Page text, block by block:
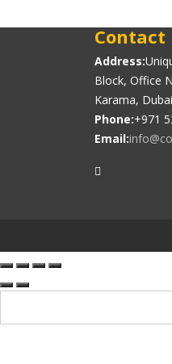
Contact
Address:
Block, Office
Karama,
Phone:+971
Email: